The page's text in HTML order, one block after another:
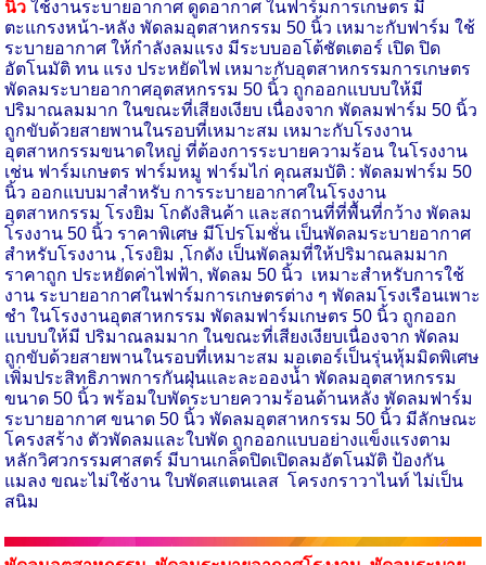
นิ้ว ใช้งานระบายอากาศ ดูดอากาศ ในฟาร์มการเกษตร มี
ตะแกรงหน้า-หลัง พัดลมอุตสาหกรรม 50 นิ้ว เหมาะกับฟาร์ม ใช้
ระบายอากาศ ให้กำลังลมแรง มีระบบออโต้ชัตเตอร์ เปิด ปิด
อัตโนมัติ ทน แรง ประหยัดไฟ เหมาะกับอุตสาหกรรมการเกษตร
พัดลมระบายอากาศอุตสหกรรม 50 นิ้ว ถูกออกแบบบให้มี
ปริมาณลมมาก ในขณะที่เสียงเงียบ เนื่องจาก พัดลมฟาร์ม 50 นิ้ว
ถูกขับด้วยสายพานในรอบที่เหมาะสม เหมาะกับโรงงาน
อุตสาหกรรมขนาดใหญ่ ที่ต้องการระบายความร้อน ในโรงงาน
เช่น ฟาร์มเกษตร ฟาร์มหมู ฟาร์มไก่ คุณสมบัติ : พัดลมฟาร์ม 50
นิ้ว ออกแบบมาสำหรับ การระบายอากาศในโรงงาน
อุตสาหกรรม โรงยิม โกดังสินค้า และสถานที่ที่พื้นที่กว้าง พัดลม
โรงงาน 50 นิ้ว ราคาพิเศษ มีโปรโมชั่น เป็นพัดลมระบายอากาศ
สำหรับโรงงาน ,โรงยิม ,โกดัง เป็นพัดลมที่ให้ปริมาณลมมาก
ราคาถูก ประหยัดค่าไฟฟ้า, พัดลม 50 นิ้ว เหมาะสำหรับการใช้
งาน ระบายอากาศในฟาร์มการเกษตรต่าง ๆ พัดลมโรงเรือนเพาะ
ชำ ในโรงงานอุตสาหกรรม พัดลมฟาร์มเกษตร 50 นิ้ว ถูกออก
แบบบให้มี ปริมาณลมมาก ในขณะที่เสียงเงียบเนื่องจาก พัดลม
ถูกขับด้วยสายพานในรอบที่เหมาะสม มอเตอร์เป็นรุ่นหุ้มมิดพิเศษ
เพิ่มประสิทธิภาพการกันฝุ่นและละอองน้ำ พัดลมอุตสาหกรรม
ขนาด 50 นิ้ว พร้อมใบพัดระบายความร้อนด้านหลัง พัดลมฟาร์ม
ระบายอากาศ ขนาด 50 นิ้ว พัดลมอุตสาหกรรม 50 นิ้ว มีลักษณะ
โครงสร้าง ตัวพัดลมและใบพัด ถูกออกแบบอย่างแข็งแรงตาม
หลักวิศวกรรมศาสตร์ มีบานเกล็ดปิดเปิดลมอัตโนมัติ ป้องกัน
แมลง ขณะไม่ใช้งาน ใบพัดสแตนเลส โครงกราวาไนท์ ไม่เป็น
สนิม